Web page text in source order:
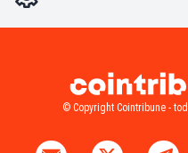
© Copyright Cointribune -